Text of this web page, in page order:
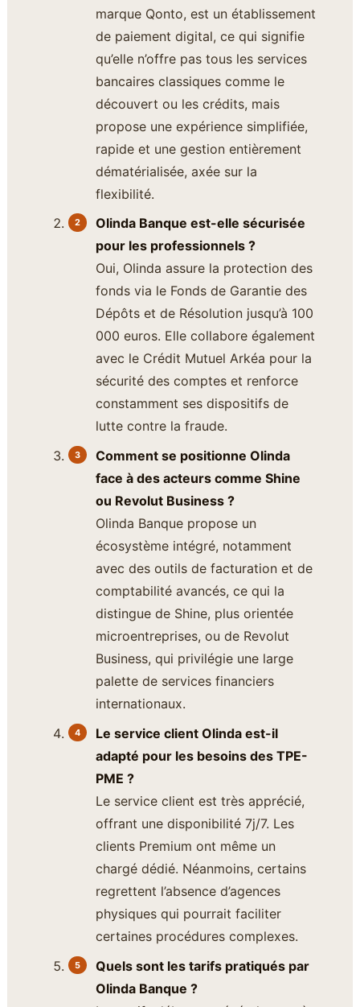
marque Qonto, est un établissement
de paiement digital, ce qui signifie
qu’elle n’offre pas tous les services
bancaires classiques comme le
découvert ou les crédits, mais
propose une expérience simplifiée,
rapide et une gestion entièrement
dématérialisée, axée sur la
flexibilité.
Olinda Banque est-elle sécurisée
pour les professionnels ?
Oui, Olinda assure la protection des
fonds via le Fonds de Garantie des
Dépôts et de Résolution jusqu’à 100
000 euros. Elle collabore également
avec le Crédit Mutuel Arkéa pour la
sécurité des comptes et renforce
constamment ses dispositifs de
lutte contre la fraude.
Comment se positionne Olinda
face à des acteurs comme Shine
ou Revolut Business ?
Olinda Banque propose un
écosystème intégré, notamment
avec des outils de facturation et de
comptabilité avancés, ce qui la
distingue de Shine, plus orientée
microentreprises, ou de Revolut
Business, qui privilégie une large
palette de services financiers
internationaux.
Le service client Olinda est-il
adapté pour les besoins des TPE-
PME ?
Le service client est très apprécié,
offrant une disponibilité 7j/7. Les
clients Premium ont même un
chargé dédié. Néanmoins, certains
regrettent l’absence d’agences
physiques qui pourrait faciliter
certaines procédures complexes.
Quels sont les tarifs pratiqués par
Olinda Banque ?